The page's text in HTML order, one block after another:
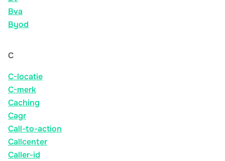
Bva
Byod
C
C-locatie
C-merk
Caching
Cagr
Call-to-action
Callcenter
Caller-id